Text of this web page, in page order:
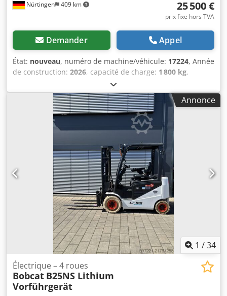
Nürtingen 409 km 25 500 €
prix fixe hors TVA
Demander Appel
État: nouveau, numéro de machine/véhicule: 17224, Année
de construction: 2026, capacité de charge: 1 800 kg,
4 800 mm, levée libre:
centre de gravité de la charge:500 mm, type de carburant:
, type de mât:triplex, hauteur de construction:
, tension de la batterie:51,2 V, longueur des
1 150 mm , taille du pneu avant: 18x7-6 weiss
, poids total:
5230052 Dcedpszp Tz Defx Afmjk Numéro de série :
OBA06-000030 Caractéristiques de la batterie : 51,2 V,
277 Ah, batterie lithium-ion.
Annonce
1 /34
Électrique – 4 roues
Bobcat B25NS Lithium
Vorführgerät